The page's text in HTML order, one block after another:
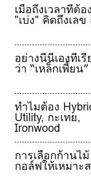
เมื่อถึงเวลาที่ต้อง
"เบ่ง" คิดถึงเลข
อย่างนี้นี่เองที่เรี
ว่า “เหล็กเพี้ยน”
ทำไมต้อง
Utility, กะเทย,
Ironwood
การเลือกก้านไม้
กอล์ฟให้เหมาะ